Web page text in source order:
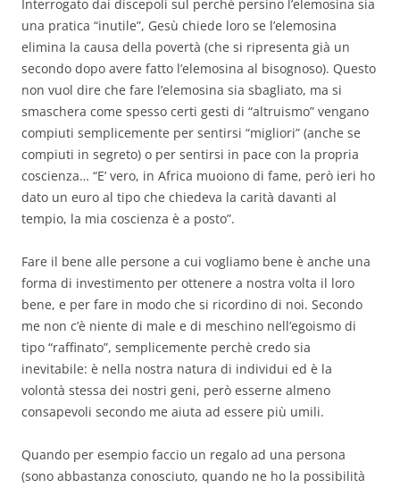
Interrogato dai discepoli sul perchè persino l’elemosina sia
una pratica “inutile”, Gesù chiede loro se l’elemosina
elimina la causa della povertà (che si ripresenta già un
secondo dopo avere fatto l’elemosina al bisognoso). Questo
non vuol dire che fare l’elemosina sia sbagliato, ma si
smaschera come spesso certi gesti di “altruismo” vengano
compiuti semplicemente per sentirsi “migliori” (anche se
compiuti in segreto) o per sentirsi in pace con la propria
coscienza… “E’ vero, in Africa muoiono di fame, però ieri ho
dato un euro al tipo che chiedeva la carità davanti al
tempio, la mia coscienza è a posto”.
Fare il bene alle persone a cui vogliamo bene è anche una
forma di investimento per ottenere a nostra volta il loro
bene, e per fare in modo che si ricordino di noi. Secondo
me non c’è niente di male e di meschino nell’egoismo di
tipo “raffinato”, semplicemente perchè credo sia
inevitabile: è nella nostra natura di individui ed è la
volontà stessa dei nostri geni, però esserne almeno
consapevoli secondo me aiuta ad essere più umili.
Quando per esempio faccio un regalo ad una persona
(sono abbastanza conosciuto, quando ne ho la possibilità